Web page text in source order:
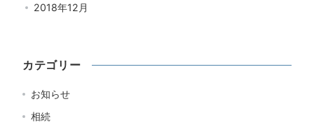
2018年12月
カテゴリー
お知らせ
相続